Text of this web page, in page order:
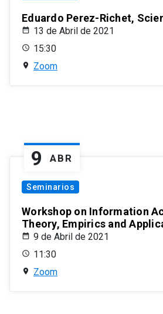
Eduardo Perez-Richet,
13 de Abril de 2021
15:30
Zoom
9 ABR
Seminarios
Workshop on Information
Theory, Empirics and
9 de Abril de 2021
11:30
Zoom